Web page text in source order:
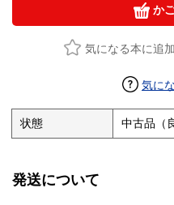
か
気になる本に追
気に
状態 中古品（
発送について